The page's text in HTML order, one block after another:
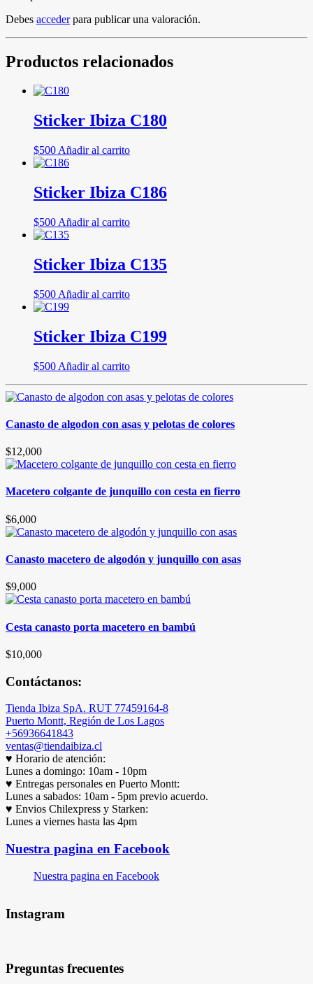
Debes accederpara publicar una valoración.
Productos relacionados
Sticker Ibiza C180
$500 Añadir al carrito
Sticker Ibiza C186
$500 Añadir al carrito
Sticker Ibiza C135
$500 Añadir al carrito
Sticker Ibiza C199
$500 Añadir al carrito
Canasto de algodon con asas y pelotas de colores
$12,000
Macetero colgante de junquillo con cesta en fierro
$6,000
Canasto macetero de algodón y junquillo con asas
$9,000
Cesta canasto porta macetero en bambú
$10,000
Contáctanos:
Tienda Ibiza SpA. RUT 77459164-8
Puerto Montt, Región de Los Lagos
+56936641843
ventas@tiendaibiza.cl
♥ Horario de atención:
Lunes a domingo: 10am - 10pm
♥ Entregas personales en Puerto Montt:
Lunes a sabados: 10am - 5pm previo acuerdo.
♥ Envios Chilexpress y Starken:
Lunes a viernes hasta las 4pm
Nuestra pagina en Facebook
Nuestra pagina en Facebook
Instagram
Preguntas frecuentes